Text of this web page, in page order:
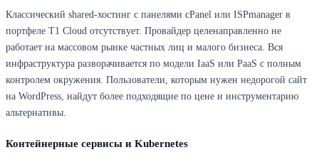
Классический shared-хостинг с панелями cPanel или ISPmanager в
портфеле T1 Cloud отсутствует. Провайдер целенаправленно не
работает на массовом рынке частных лиц и малого бизнеса. Вся
инфраструктура разворачивается по модели IaaS или PaaS с полным
контролем окружения. Пользователи, которым нужен недорогой сайт
на WordPress, найдут более подходящие по цене и инструментарию
альтернативы.
Контейнерные сервисы и Kubernetes